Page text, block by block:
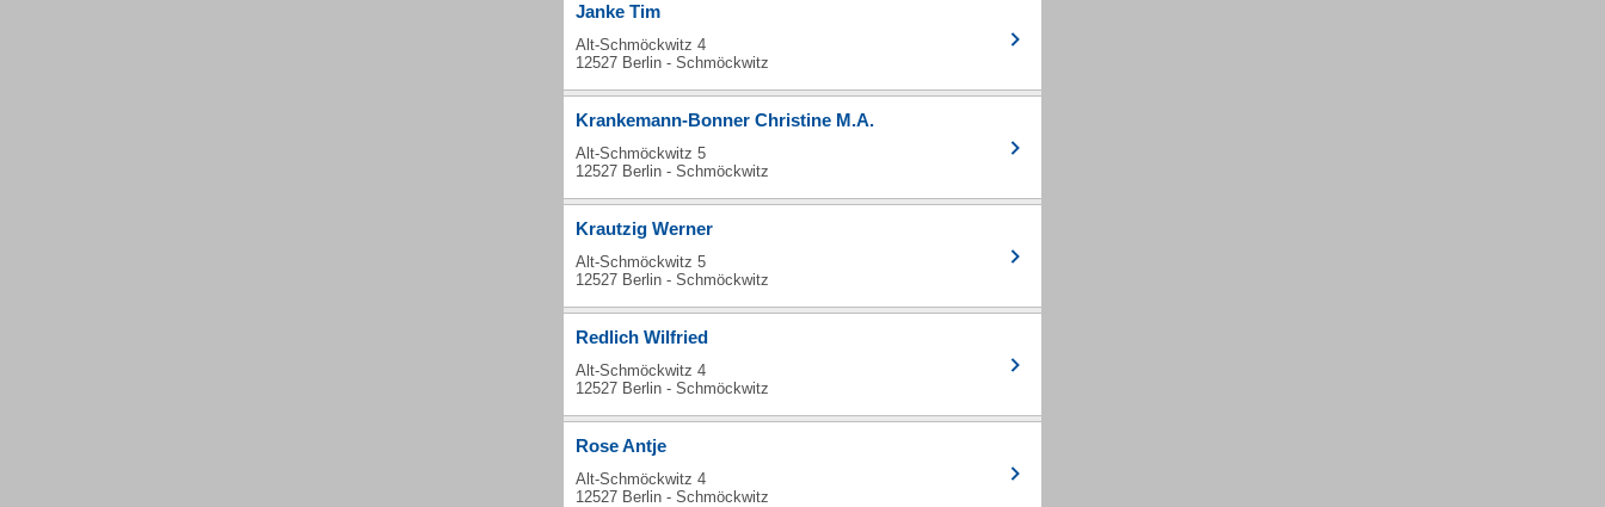
Janke Tim
Alt-Schmöckwitz 4
12527 Berlin - Schmöckwitz
Krankemann-Bonner Christine M.A.
Alt-Schmöckwitz 5
12527 Berlin - Schmöckwitz
Krautzig Werner
Alt-Schmöckwitz 5
12527 Berlin - Schmöckwitz
Redlich Wilfried
Alt-Schmöckwitz 4
12527 Berlin - Schmöckwitz
Rose Antje
Alt-Schmöckwitz 4
12527 Berlin - Schmöckwitz